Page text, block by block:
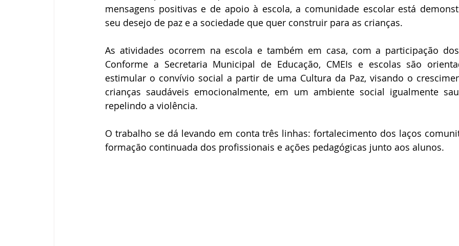
mensagens positivas e de apoio à escola, a comunidade escolar está
seu desejo de paz e a sociedade que quer construir para as crianças.
As atividades ocorrem na escola e também em casa, com a participação
Conforme a Secretaria Municipal de Educação, CMEIs e escolas são
estimular o convívio social a partir de uma Cultura da Paz, visando o
crianças saudáveis emocionalmente, em um ambiente social igualmente
repelindo a violência.
O trabalho se dá levando em conta três linhas: fortalecimento dos laços
formação continuada dos profissionais e ações pedagógicas junto aos alunos.